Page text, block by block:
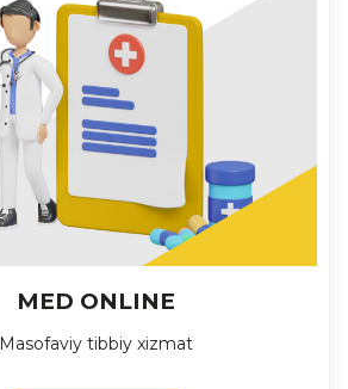
MED ONLINE
Masofaviy tibbiy xizmat